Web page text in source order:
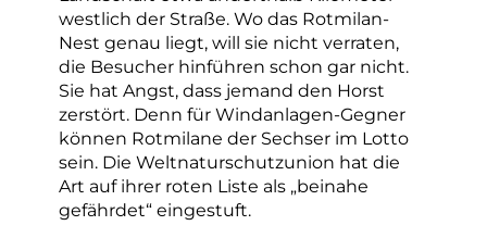
westlich der Straße. Wo das Rotmilan-
Nest genau liegt, will sie nicht verraten,
die Besucher hinführen schon gar nicht.
Sie hat Angst, dass jemand den Horst
zerstört. Denn für Windanlagen-Gegner
können Rotmilane der Sechser im Lotto
sein. Die Weltnaturschutzunion hat die
Art auf ihrer roten Liste als „beinahe
gefährdet“ eingestuft.